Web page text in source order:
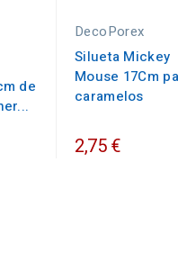
de
DecoPorex
Silueta Mickey
Mouse 17Cm
caramelos
2,75 €